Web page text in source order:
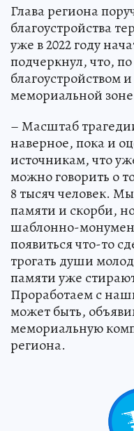
Глава региона
благоустройства
уже в 2022 году
подчеркнул, что,
благоустройством
мемориальной
– Масштаб
наверное, пока и
источникам, что
можно говорить о
8 тысяч человек.
памяти и скорби,
шаблонно-
появиться что-то
трогать души
памяти уже
Проработаем с
может быть,
мемориальную
региона.